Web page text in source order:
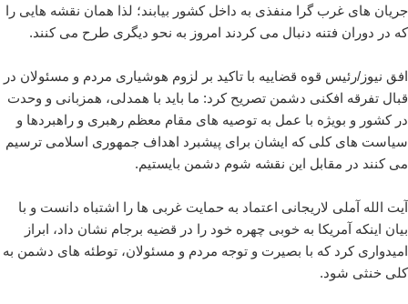
جریان های غرب گرا منفذی به داخل کشور بیابند؛ لذا همان نقشه هایی را
که در دوران فتنه دنبال می کردند امروز به نحو دیگری طرح می کنند.
افق نیوز/رئیس قوه قضاییه با تاکید بر لزوم هوشیاری مردم و مسئولان در
قبال تفرقه افکنی دشمن تصریح کرد: ما باید با همدلی، همزبانی و وحدت
در کشور و بویژه با عمل به توصیه های مقام معظم رهبری و راهبردها و
سیاست های کلی که ایشان برای پیشبرد اهداف جمهوری اسلامی ترسیم
می کنند در مقابل این نقشه شوم دشمن بایستیم.
آیت الله آملی لاریجانی اعتماد به حمایت غربی ها را اشتباه دانست و با
بیان اینکه آمریکا به خوبی چهره خود را در قضیه برجام نشان داد، ابراز
امیدواری کرد که با بصیرت و توجه مردم و مسئولان، توطئه های دشمن به
کلی خنثی شود.